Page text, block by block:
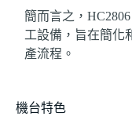
簡而言之，
工設備，旨在簡化
產流程。
機台特色